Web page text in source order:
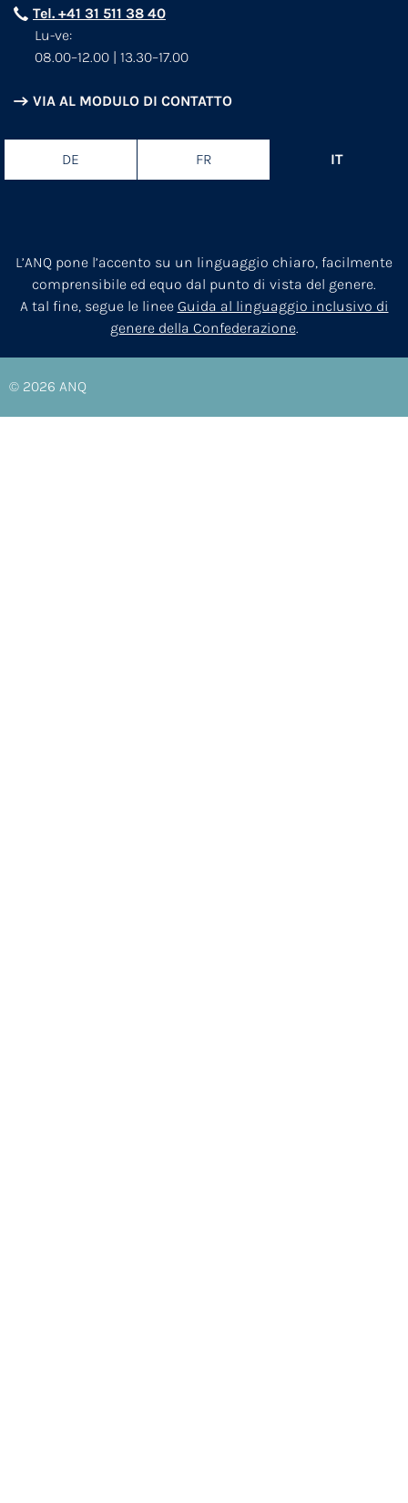
Tel. +41 31 511 38 40
Lu-ve:
08.00–12.00 | 13.30–17.00
VIA AL MODULO DI CONTATTO
DE FR IT
L’ANQ pone l’accento su un linguaggio chiaro, facilmente
comprensibile ed equo dal punto di vista del genere.
A tal fine, segue le linee Guida al linguaggio inclusivo di
genere della Confederazione.
© 2026 ANQ